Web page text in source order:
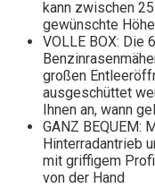
kann zwischen
gewünschte
VOLLE BOX: Die
großen
ausgeschüttet
Ihnen an, wann
GANZ BEQUEM:
Hinterradantrieb
mit griffigem
von der Hand